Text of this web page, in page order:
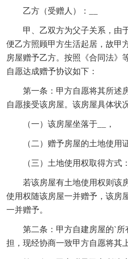
乙方（受赠人）：__
甲、乙双方为父子关系，由
便乙方照顾甲方生活起居，故甲
房屋赠予乙方。按照《合同法》
自愿达成赠予协议如下：
第一条：甲方自愿将其所述
自愿接受该房屋。该房屋具体状
（一）该房屋坐落于__，
（二）赠予房屋的土地使用证
（三）土地使用权取得方式：
若该房屋有土地使用权则该
使用权随该房屋一并赠予，该房
一并赠予。
第二条：甲方自建房屋的`所
担，现经协商一致甲方自愿将其